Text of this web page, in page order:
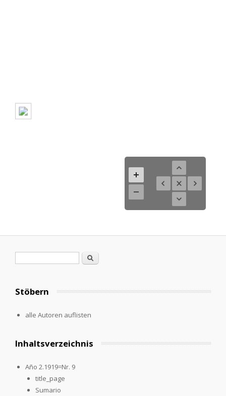
Search
Stöbern
alle Autoren auflisten
Inhaltsverzeichnis
Año 2.1919=Nr. 9
title_page
Sumario